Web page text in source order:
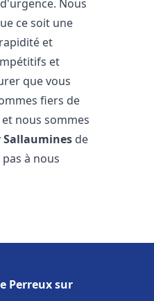
Nous
ce soit une
et
et
que vous
fiers de
nous sommes
Sallaumines de
à nous
Perreux sur